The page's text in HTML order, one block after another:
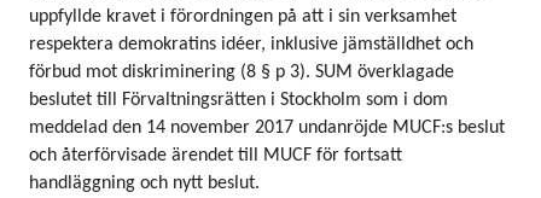
uppfyllde kravet i förordningen på att i sin verksamhet
respektera demokratins idéer, inklusive jämställdhet och
förbud mot diskriminering (8 § p 3). SUM överklagade
beslutet till Förvaltningsrätten i Stockholm som i dom
meddelad den 14 november 2017 undanröjde MUCF:s beslut
och återförvisade ärendet till MUCF för fortsatt
handläggning och nytt beslut.